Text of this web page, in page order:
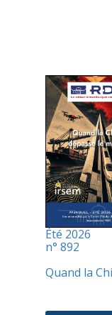
Été 2026
n° 892
Quand la